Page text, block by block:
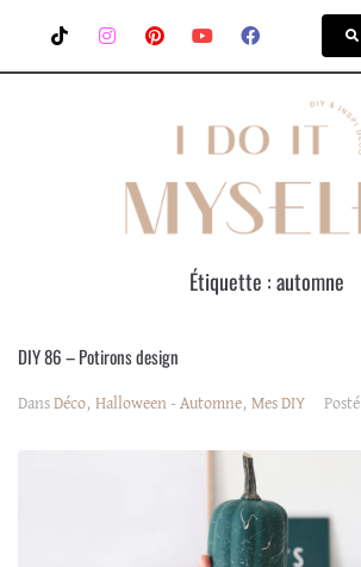
Étiquette :automne
DIY 86 – Potirons design
Dans Déco, Halloween - Automne, Mes DIY Posté